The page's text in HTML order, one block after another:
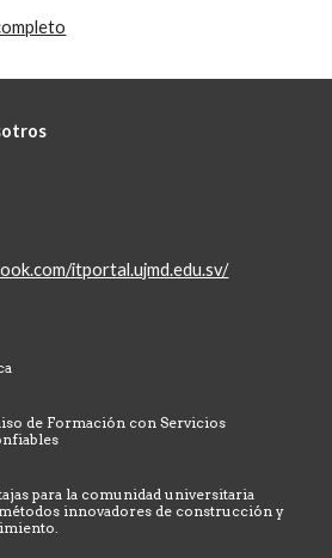
itportal.ujmd.edu.sv/
de Formación con Servicios
para la comunidad universitaria
innovadores de construcción y